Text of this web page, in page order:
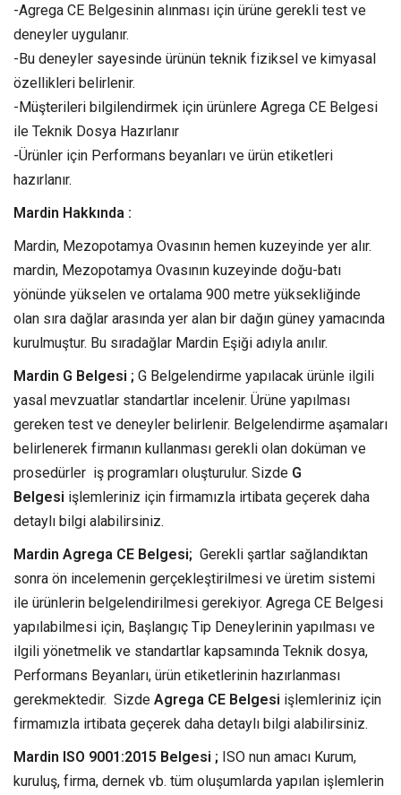
-Agrega CE Belgesinin alınması için ürüne gerekli test ve
deneyler uygulanır.
-Bu deneyler sayesinde ürünün teknik fiziksel ve kimyasal
özellikleri belirlenir.
-Müşterileri bilgilendirmek için ürünlere Agrega CE Belgesi
ile Teknik Dosya Hazırlanır
-Ürünler için Performans beyanları ve ürün etiketleri
hazırlanır.
Mardin Hakkında :
Mardin, Mezopotamya Ovasının hemen kuzeyinde yer alır.
mardin, Mezopotamya Ovasının kuzeyinde doğu-batı
yönünde yükselen ve ortalama 900 metre yüksekliğinde
olan sıra dağlar arasında yer alan bir dağın güney yamacında
kurulmuştur. Bu sıradağlar Mardin Eşiği adıyla anılır.
Mardin G Belgesi ; G Belgelendirme yapılacak ürünle ilgili
yasal mevzuatlar standartlar incelenir. Ürüne yapılması
gereken test ve deneyler belirlenir. Belgelendirme aşamaları
belirlenerek firmanın kullanması gerekli olan doküman ve
prosedürler iş programları oluşturulur. Sizde G
Belgesi işlemleriniz için firmamızla irtibata geçerek daha
detaylı bilgi alabilirsiniz.
Mardin Agrega CE Belgesi; Gerekli şartlar sağlandıktan
sonra ön incelemenin gerçekleştirilmesi ve üretim sistemi
ile ürünlerin belgelendirilmesi gerekiyor. Agrega CE Belgesi
yapılabilmesi için, Başlangıç Tip Deneylerinin yapılması ve
ilgili yönetmelik ve standartlar kapsamında Teknik dosya,
Performans Beyanları, ürün etiketlerinin hazırlanması
gerekmektedir. Sizde Agrega CE Belgesi işlemleriniz için
firmamızla irtibata geçerek daha detaylı bilgi alabilirsiniz.
Mardin ISO 9001:2015 Belgesi ; ISO nun amacı Kurum,
kuruluş, firma, dernek vb. tüm oluşumlarda yapılan işlemlerin